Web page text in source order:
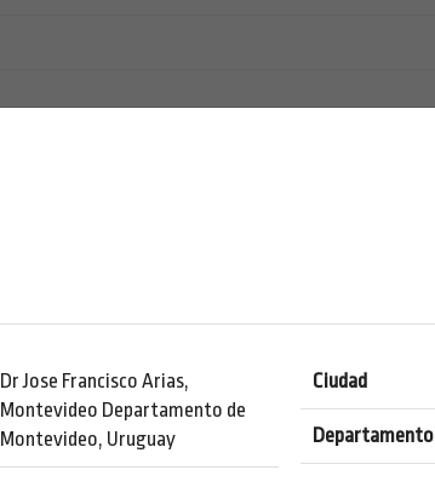
Dr Jose Francisco Arias,
Montevideo Departamento de
Montevideo, Uruguay
Ciudad
Departamento